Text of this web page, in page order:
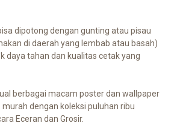
dipotong dengan gunting atau pisau
di daerah yang lembab atau basah)
daya tahan dan kualitas cetak yang
berbagai macam poster dan wallpaper
dengan koleksi puluhan ribu
Eceran dan Grosir.